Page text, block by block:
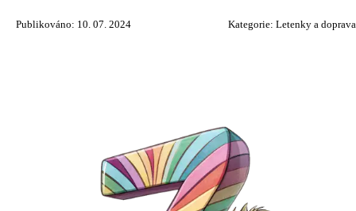
Publikováno: 10. 07. 2024 Kategorie: Letenky a doprava